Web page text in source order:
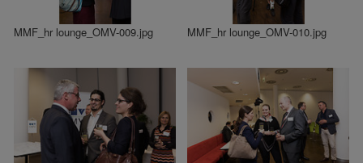
MMF_hr lounge_OMV-009.jpg MMF_hr lounge_OMV-010.jpg